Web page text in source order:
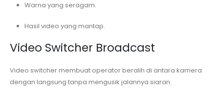
Warna yang seragam.
Hasil video yang mantap.
Video Switcher Broadcast
Video switcher membuat operator beralih di antara kamera
dengan langsung tanpa mengusik jalannya siaran.